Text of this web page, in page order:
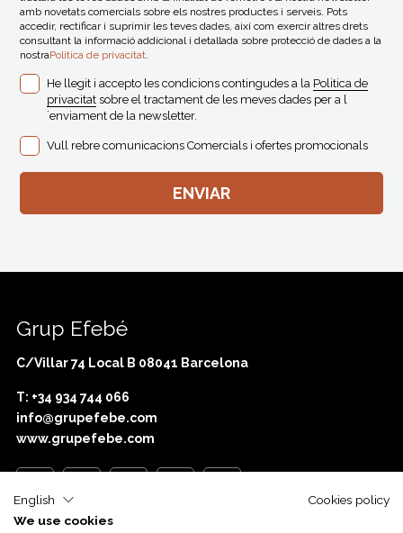
amb novetats comercials sobre els nostres productes i serveis. Pots
accedir, rectificar i suprimir les teves dades, així com exercir altres drets
consultant la informació addicional i detallada sobre protecció de dades a la
nostraPolitica de privacitat.
He llegit i accepto les condicions contingudes a la Politica de
privacitat sobre el tractament de les meves dades per a l
´enviament de la newsletter.
Vull rebre comunicacions Comercials i ofertes promocionals
Grup Efebé
C/Villar 74 Local B 08041 Barcelona
T: +34 934 744 066
info@grupefebe.com
www.grupefebe.com
English
Cookies policy
We use cookies